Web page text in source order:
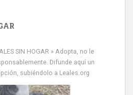
SIN HOGAR » Adopta, no le
Difunde aquí un
subiéndolo a Leales.org